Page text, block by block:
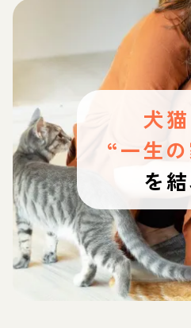
犬猫
“一生
を